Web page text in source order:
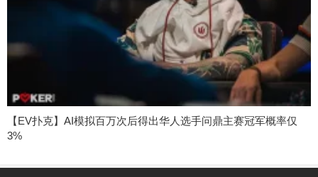
【EV扑克】AI模拟百万次后得出华人选手问鼎主赛冠军概率仅
3%